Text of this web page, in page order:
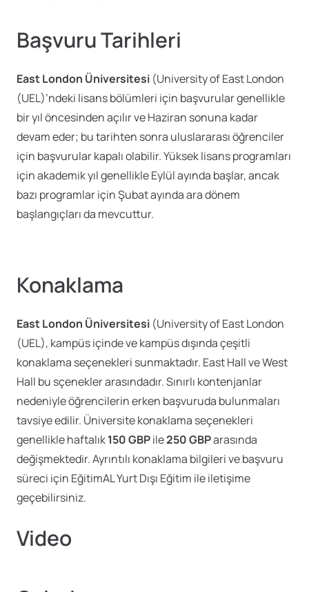
Başvuru Tarihleri
East London Üniversitesi (University of East London
(UEL)’ndeki lisans bölümleri için başvurular genellikle
bir yıl öncesinden açılır ve Haziran sonuna kadar
devam eder; bu tarihten sonra uluslararası öğrenciler
için başvurular kapalı olabilir. Yüksek lisans programları
için akademik yıl genellikle Eylül ayında başlar, ancak
bazı programlar için Şubat ayında ara dönem
başlangıçları da mevcuttur.
Konaklama
East London Üniversitesi (University of East London
(UEL), kampüs içinde ve kampüs dışında çeşitli
konaklama seçenekleri sunmaktadır. East Hall ve West
Hall bu sçenekler arasındadır. Sınırlı kontenjanlar
nedeniyle öğrencilerin erken başvuruda bulunmaları
tavsiye edilir. Üniversite konaklama seçenekleri
genellikle haftalık150 GBPile250 GBParasında
değişmektedir. Ayrıntılı konaklama bilgileri ve başvuru
süreci için EğitimAL Yurt Dışı Eğitim ile iletişime
geçebilirsiniz.
Video